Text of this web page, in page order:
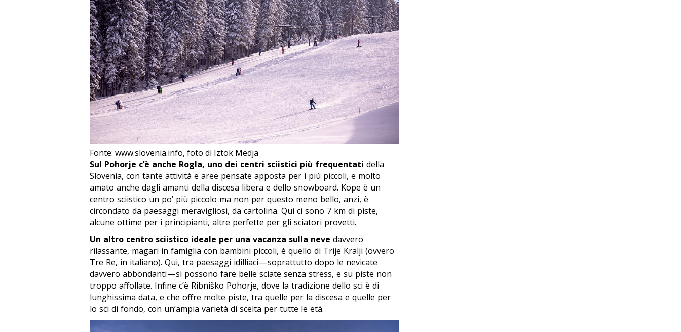
Fonte: www.slovenia.info, foto di Iztok Medja
Sul Pohorje c’è anche Rogla, uno dei centri sciistici più frequentati della
Slovenia, con tante attività e aree pensate apposta per i più piccoli, e molto
amato anche dagli amanti della discesa libera e dello snowboard. Kope è un
centro sciistico un po’ più piccolo ma non per questo meno bello, anzi, è
circondato da paesaggi meravigliosi, da cartolina. Qui ci sono 7 km di piste,
alcune ottime per i principianti, altre perfette per gli sciatori provetti.
Un altro centro sciistico ideale per una vacanza sulla neve davvero
rilassante, magari in famiglia con bambini piccoli, è quello di Trije Kralji (ovvero
Tre Re, in italiano). Qui, tra paesaggi idilliaci — soprattutto dopo le nevicate
davvero abbondanti — si possono fare belle sciate senza stress, e su piste non
troppo affollate. Infine c’è Ribniško Pohorje, dove la tradizione dello sci è di
lunghissima data, e che offre molte piste, tra quelle per la discesa e quelle per
lo sci di fondo, con un’ampia varietà di scelta per tutte le età.